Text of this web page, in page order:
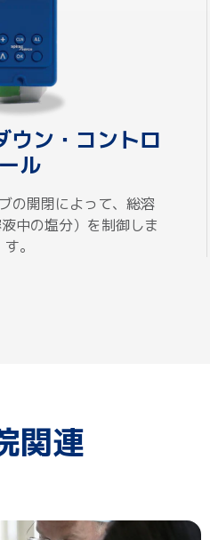
ウン・コントロ
ール
の開閉によって、総溶
中の塩分）を制御しま
す。
関連